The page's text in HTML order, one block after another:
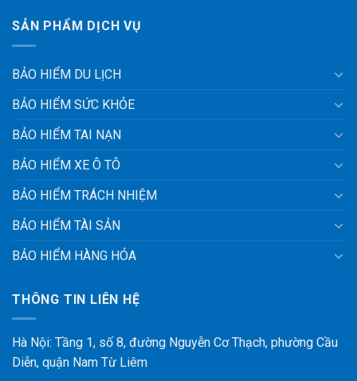
SẢN PHẨM DỊCH VỤ
BẢO HIỂM DU LỊCH
BẢO HIỂM SỨC KHỎE
BẢO HIỂM TAI NẠN
BẢO HIỂM XE Ô TÔ
BẢO HIỂM TRÁCH NHIỆM
BẢO HIỂM TÀI SẢN
BẢO HIỂM HÀNG HÓA
THÔNG TIN LIÊN HỆ
Hà Nội: Tầng 1, số 8, đường Nguyễn Cơ Thạch, phường Cầu
Diễn, quận Nam Từ Liêm